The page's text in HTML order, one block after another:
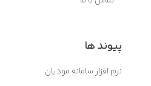
پیوند ها
نرم افزار سامانه مودیان